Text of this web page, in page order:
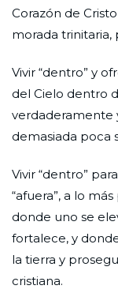
Corazón de
morada trinitaria,
Vivir “dentro” y
del Cielo dentro
verdaderamente
demasiada poca
Vivir “dentro”
“afuera”, a lo
donde uno se
fortalece, y
la tierra y
cristiana.